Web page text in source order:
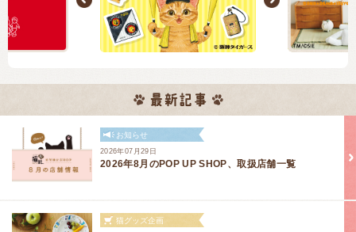
お知らせ
2026年07月29日
2026年8月のPOP UP SHOP、取扱店舗一覧
猫グッズ企画